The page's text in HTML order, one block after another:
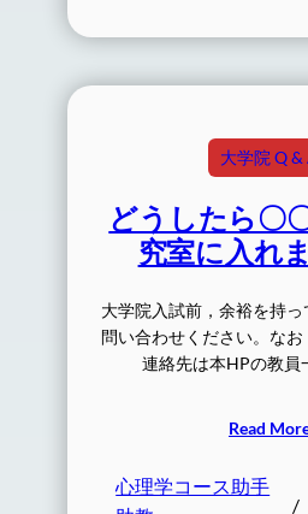
大学院 Q &
どうしたら〇
究室に入れ
大学院入試前，余裕を持
問い合わせください。な
連絡先は本HPの教員
Read
心理学コース助手
/